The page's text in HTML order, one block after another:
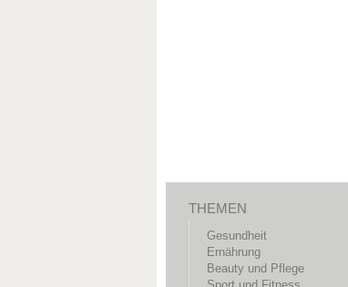
THEMEN
Gesundheit
Ernährung
Beauty und Pflege